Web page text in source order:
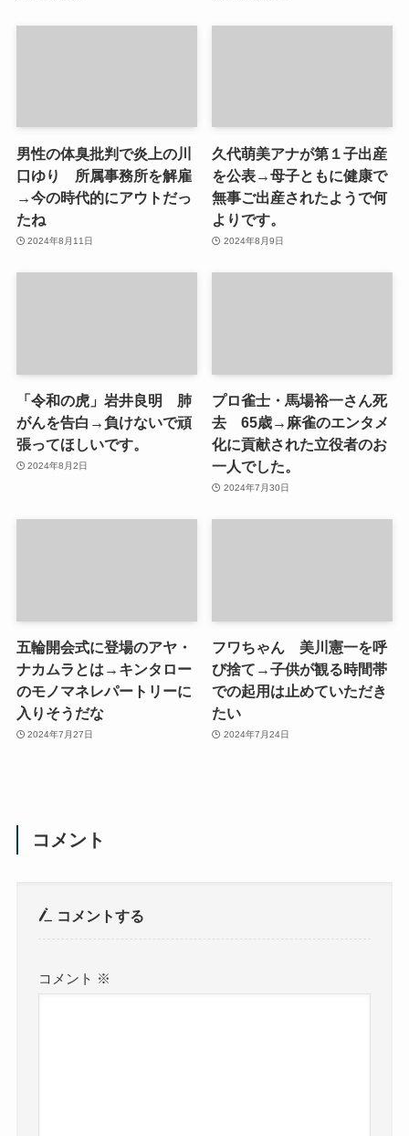
男性の体臭批判で炎上の川
口ゆり 所属事務所を解雇
→今の時代的にアウトだっ
たね
2024年8月11日
久代萌美アナが第１子出産
を公表→母子ともに健康で
無事ご出産されたようで何
よりです。
2024年8月9日
「令和の虎」岩井良明 肺
がんを告白→負けないで頑
張ってほしいです。
2024年8月2日
プロ雀士・馬場裕一さん死
去 65歳→麻雀のエンタメ
化に貢献された立役者のお
一人でした。
2024年7月30日
五輪開会式に登場のアヤ・
ナカムラとは→キンタロー
のモノマネレパートリーに
入りそうだな
2024年7月27日
フワちゃん 美川憲一を呼
び捨て→子供が観る時間帯
での起用は止めていただき
たい
2024年7月24日
コメント
コメントする
コメント ※